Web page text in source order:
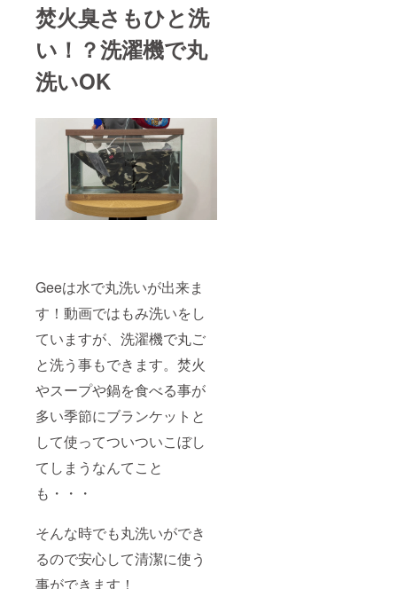
焚火臭さもひと洗
い！？洗濯機で丸
洗いOK
Geeは水で丸洗いが出来ま
す！動画ではもみ洗いをし
ていますが、洗濯機で丸ご
と洗う事もできます。焚火
やスープや鍋を食べる事が
多い季節にブランケットと
して使ってついついこぼし
てしまうなんてこと
も・・・
そんな時でも丸洗いができ
るので安心して清潔に使う
事ができます！